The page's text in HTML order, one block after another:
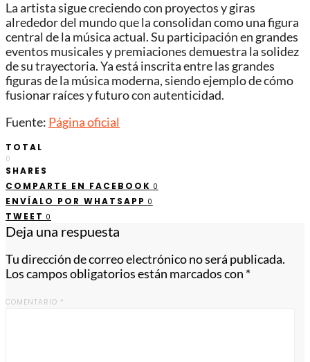
La artista sigue creciendo con proyectos y giras
alrededor del mundo que la consolidan como una figura
central de la música actual. Su participación en grandes
eventos musicales y premiaciones demuestra la solidez
de su trayectoria. Ya está inscrita entre las grandes
figuras de la música moderna, siendo ejemplo de cómo
fusionar raíces y futuro con autenticidad.
Fuente: Página oficial
TOTAL
0
SHARES
COMPARTE EN FACEBOOK 0
ENVÍALO POR WHATSAPP 0
TWEET 0
Deja una respuesta
Tu dirección de correo electrónico no será publicada.
Los campos obligatorios están marcados con *
COMENTARIO *